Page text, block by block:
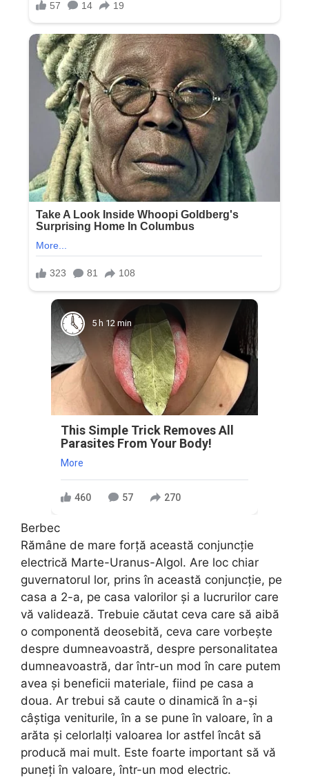
5 h 12 min
This Simple Trick Removes All
Parasites From Your Body!
More
460 57 270
Berbec
Rămâne de mare forță această conjuncție
electrică Marte-Uranus-Algol. Are loc chiar
guvernatorul lor, prins în această conjuncție, pe
casa a 2-a, pe casa valorilor și a lucrurilor care
vă validează. Trebuie căutat ceva care să aibă
o componentă deosebită, ceva care vorbește
despre dumneavoastră, despre personalitatea
dumneavoastră, dar într-un mod în care putem
avea și beneficii materiale, fiind pe casa a
doua. Ar trebui să caute o dinamică în a-și
câștiga veniturile, în a se pune în valoare, în a
arăta și celorlalți valoarea lor astfel încât să
producă mai mult. Este foarte important să vă
puneți în valoare, într-un mod electric.